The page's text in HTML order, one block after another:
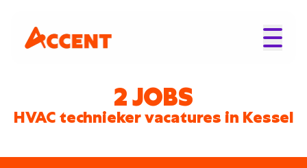
2 JOBS
HVAC technieker vacatures in Kessel